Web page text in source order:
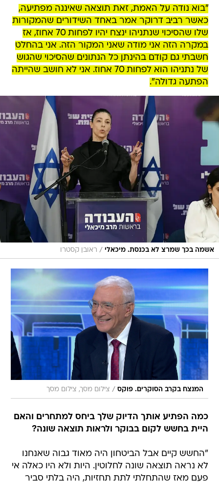
"בוא נודה על האמת, זאת תוצאה שאיננה מפתיעה,
כאשר רביב דרוקר אמר באחד השידורים שהמקורות
שלו שהסיכוי שנתניהו ינצח יהיו לפחות 70 אחוז, אז
במקרה הזה אני מודה שאני המקור הזה. אני בהחלט
חשבתי גם קודם בהינתן כל הנתונים שהסיכוי שהגוש
של נתניהו הוא לפחות 70 אחוז. אני לא חושב שהייתה
הפתעה גדולה".
אשמה בכך שמרצ לא בכנסת. מיכאלי / ראובן קסטרו
המנצח בקרב הסוקרים. פוקס / צילום מסך, צילום מסך
כמה הפתיע אותך הדיוק שלך ביחס למתחרים והאם
היית בחשש לקום בבוקר ולראות תוצאה שונה?
"החשש קיים אבל הביטחון היה מאוד גבוה שאנחנו
לא נראה תוצאה שונה לחלוטין. היות ולא היו כאלה אי
פעם מאז שהתחלתי לתת תחזיות, היה בלתי סביר